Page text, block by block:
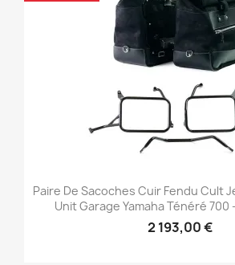
Paire De Sacoches Cuir Fendu Cult
Unit Garage Yamaha Ténéré
2 193,00 €